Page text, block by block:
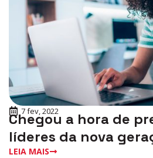
7 fev, 2022
Chegou a hora de
líderes da nova
LEIA MAIS